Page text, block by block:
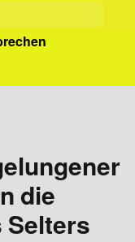
die
Selters